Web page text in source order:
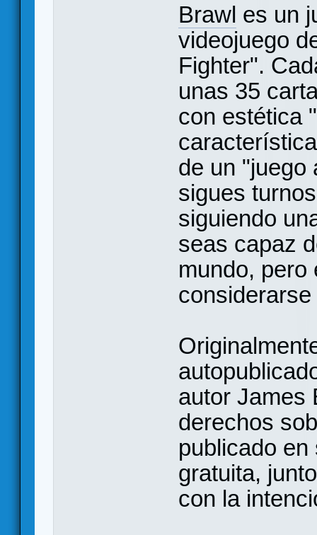
Brawl es un
videojuego
Fighter".
unas 35
con estética
de un "juego
sigues
siguiendo
seas capaz
mundo, pero
autor James
derechos
publicado
gratuita,
con la